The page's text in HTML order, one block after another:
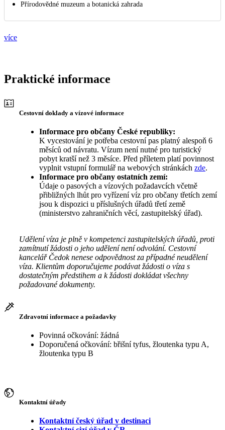
Přírodovědné muzeum a botanická zahrada
více
Praktické informace
Cestovní doklady a vízové informace
Informace pro občany České republiky:
K vycestování je potřeba cestovní pas platný alespoň 6
měsíců od návratu. Vízum není nutné pro turistický
pobyt kratší než 3 měsíce. Před příletem platí povinnost
vyplnit vstupní formulář na webových stránkách zde.
Informace pro občany ostatních zemí:
Údaje o pasových a vízových požadavcích včetně
přibližných lhůt pro vyřízení víz pro občany třetích zemí
jsou k dispozici u příslušných úřadů třetí země
(ministerstvo zahraničních věcí, zastupitelský úřad).
Udělení víza je plně v kompetenci zastupitelských úřadů, proti
zamítnutí žádosti o jeho udělení není odvolání. Cestovní
kancelář Čedok nenese odpovědnost za případné neudělení
víza. Klientům doporučujeme podávat žádosti o víza s
dostatečným předstihem a k žádosti dokládat všechny
požadované dokumenty.
Zdravotní informace a požadavky
Povinná očkování: žádná
Doporučená očkování: břišní tyfus, žloutenka typu A,
žloutenka typu B
Kontaktní úřady
Kontaktní český úřad v destinaci